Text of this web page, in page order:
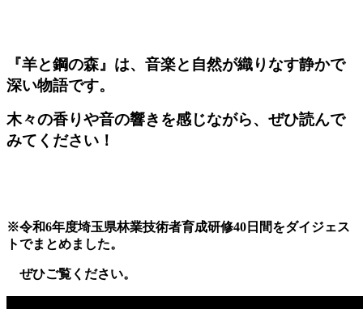
『羊と鋼の森』は、音楽と自然が織りなす静かで
深い物語です。
木々の香りや音の響きを感じながら、ぜひ読んで
みてください！
※令和6年度埼玉県林業技術者育成研修40日間をダイジェス
トでまとめました。
ぜひご覧ください。